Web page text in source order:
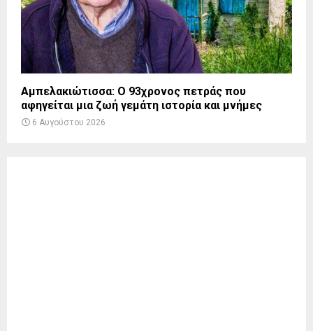
Αμπελακιώτισσα: Ο 93χρονος πετράς που
αφηγείται μια ζωή γεμάτη ιστορία και μνήμες
6 Αυγούστου 2026